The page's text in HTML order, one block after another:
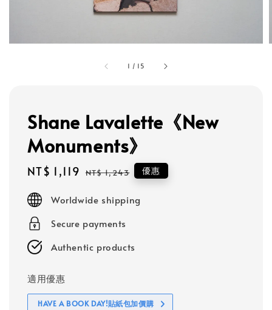
1 / 15
Shane Lavalette《New
Monuments》
Sale
NT$ 1,119 Regular
NT$ 1,243 優惠
Worldwide shipping
Secure payments
Authentic products
適用優惠
HAVE A BOOK DAY!貼紙包加價購